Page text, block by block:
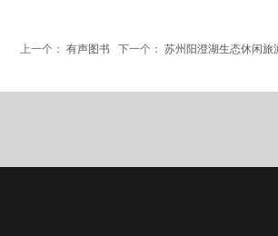
上一个： 有声图书 下一个： 苏州阳澄湖生态休闲旅